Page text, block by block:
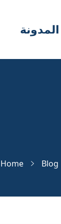
المدونة
Home Blog